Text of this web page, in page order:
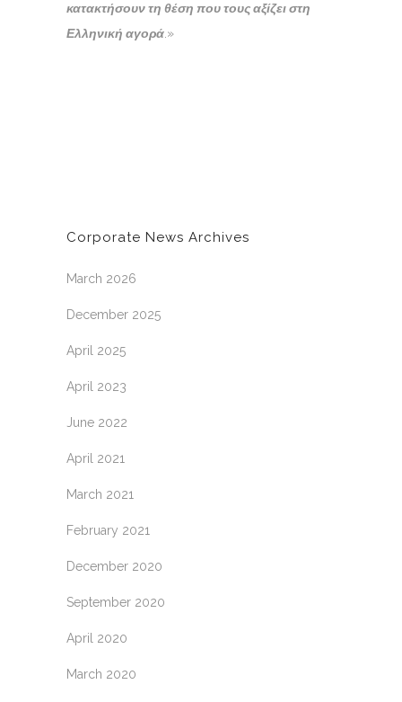
κατακτήσουν τη θέση που τους αξίζει στη
Ελληνική αγορά .»
Corporate News Archives
March 2026
December 2025
April 2025
April 2023
June 2022
April 2021
March 2021
February 2021
December 2020
September 2020
April 2020
March 2020